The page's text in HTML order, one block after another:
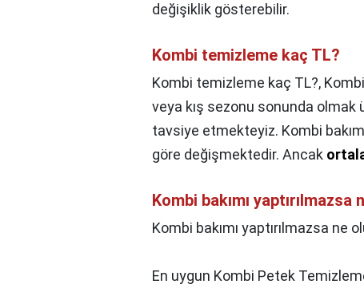
değişiklik gösterebilir.
Kombi temizleme kaç TL?
Kombi temizleme kaç TL?,
veya kış sezonu sonunda olmak
tavsiye etmekteyiz. Kombi
göre değişmektedir. Ancak
Kombi bakımı yaptırılmazsa
Kombi bakımı yaptırılmazsa ne
En uygun Kombi Petek